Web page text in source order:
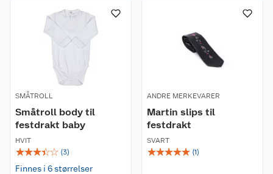
SMÅTROLL
Småtroll body til
festdrakt baby
HVIT
☆☆☆☆☆ (3)
Finnes i 6 størrelser
ANDRE MERKEVARER
Martin slips til
festdrakt
SVART
☆☆☆☆☆ (1)